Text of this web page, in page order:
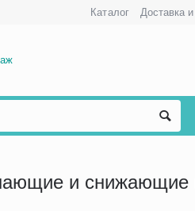
Каталог Доставка
и снижающие